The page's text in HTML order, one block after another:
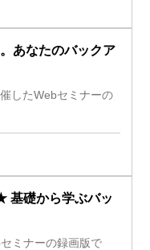
あなたのバックア
したWebセミナーの
基礎から学ぶバッ
ミナーの録画版で